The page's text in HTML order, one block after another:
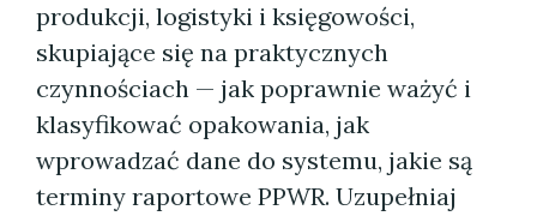
produkcji, logistyki i księgowości,
skupiające się na praktycznych
czynnościach — jak poprawnie ważyć i
klasyfikować opakowania, jak
wprowadzać dane do systemu, jakie są
terminy raportowe PPWR. Uzupełniaj